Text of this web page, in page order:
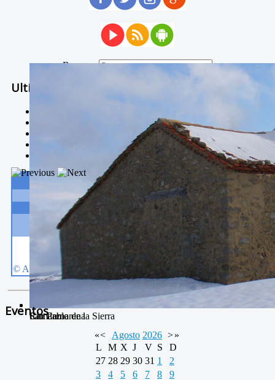
Buscar...
Río Camarena
Camarena de la Sierra
San Pablo
Ultimas Noticias
La estación de esquí de Javalambre abrirán este sábado
Larga vida a las escuelas
Eventos
«< Agosto 2026 >»
L
M X J V S
D
27 28 29 30 31 1
2
3
4 5 6 7 8
9